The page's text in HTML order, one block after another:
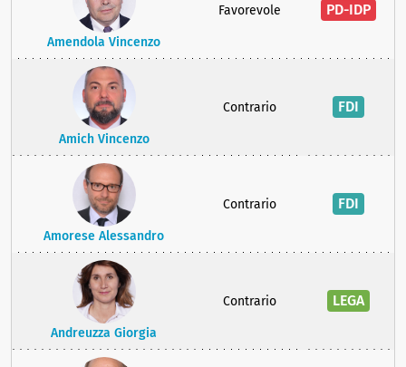
Amendola Vincenzo
Favorevole PD-IDP
Amich Vincenzo
Contrario FDI
Amorese Alessandro
Contrario FDI
Andreuzza Giorgia
Contrario LEGA